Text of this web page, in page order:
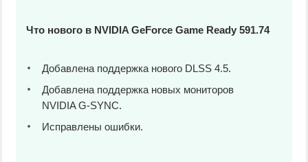
Что нового в NVIDIA GeForce Game Ready 591.74
Добавлена поддержка нового DLSS 4.5.
Добавлена поддержка новых мониторов
NVIDIA G-SYNC.
Исправлены ошибки.